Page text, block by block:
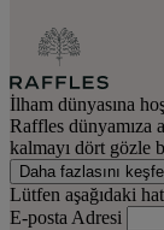
İlham dünyasına
Raffles dünyamıza
kalmayı dört gözle
Daha fazlasını
Lütfen aşağıdaki
E-posta Adresi